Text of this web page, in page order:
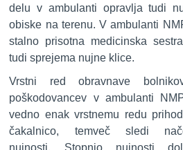
delu v ambulanti opravlja tudi
obiske na terenu. V ambulanti
stalno prisotna medicinska
tudi sprejema nujne klice.
Vrstni red obravnave
poškodovancev v ambulanti
vedno enak vrstnemu redu
čakalnico, temveč sledi
nujnosti. Stopnjo nujnosti